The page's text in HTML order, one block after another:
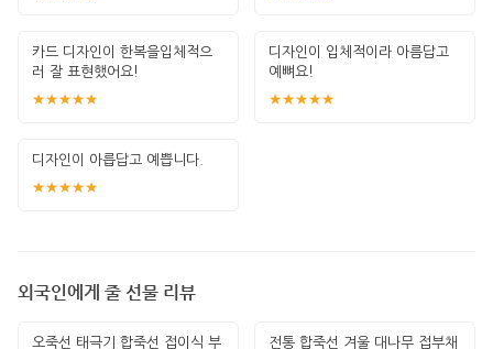
카드 디자인이 한복을입체적으
러 잘 표현했어요!
★★★★★
디자인이 입체적이라 아름답고
예뼈요!
★★★★★
디자인이 아릅답고 예쁩니다.
★★★★★
외국인에게 줄 선물 리뷰
오죽선 태극기 합죽선 접이식 부
전통 합죽선 겨울 대나무 접부채